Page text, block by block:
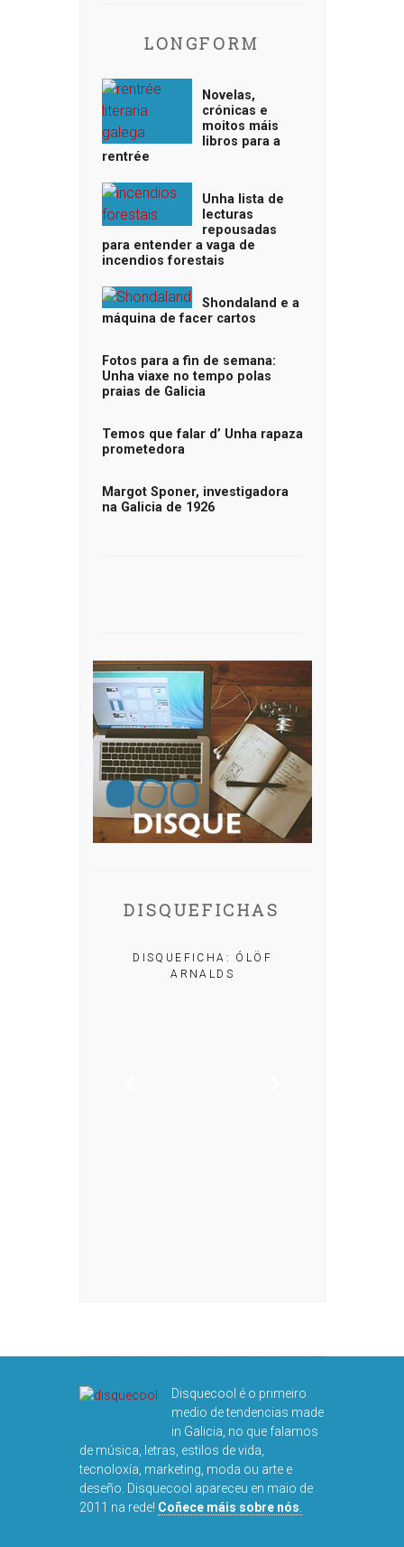
LONGFORM
Novelas,
crónicas e
moitos máis
libros para a
rentrée
Unha lista de
lecturas
repousadas
para entender a vaga de
incendios forestais
Shondaland e a
máquina de facer cartos
Fotos para a fin de semana:
Unha viaxe no tempo polas
praias de Galicia
Temos que falar d’ Unha rapaza
prometedora
Margot Sponer, investigadora
na Galicia de 1926
DISQUEFICHAS
DISQUEFICHA: ÓLÖF
ARNALDS
Disquecool é o primeiro
medio de tendencias made
in Galicia, no que falamos
de música, letras, estilos de vida,
tecnoloxía, marketing, moda ou arte e
deseño. Disquecool apareceu en maio de
2011 na rede! Coñece máis sobre nós.